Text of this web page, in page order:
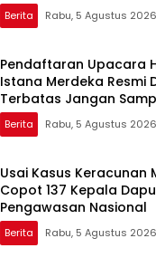
Berita Rabu, 5 Agustus 2026
Pendaftaran Upacara
Istana Merdeka Resmi
Terbatas Jangan
Berita Rabu, 5 Agustus 2026
Usai Kasus Keracunan
Copot 137 Kepala
Pengawasan Nasional
Berita Rabu, 5 Agustus 2026